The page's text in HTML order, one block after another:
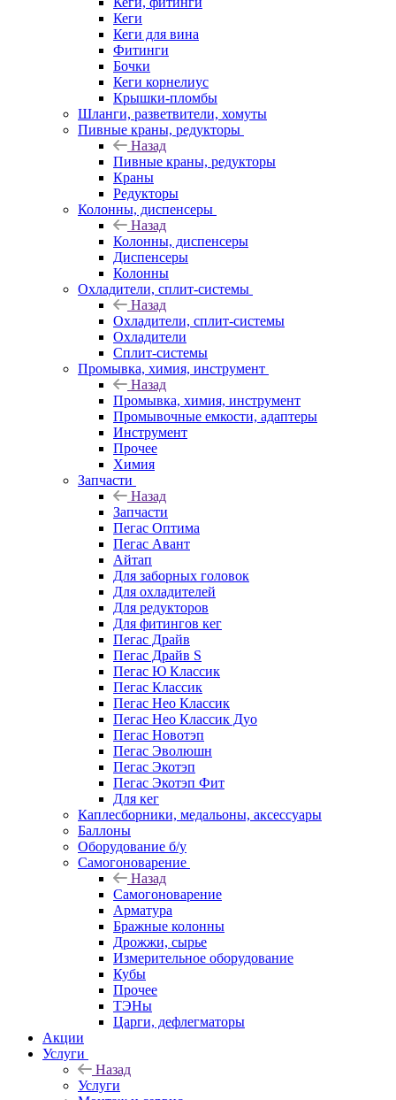
Кеги
Кеги для вина
Фитинги
Бочки
Кеги корнелиус
Крышки-пломбы
Шланги, разветвители, хомуты
Пивные краны, редукторы
Назад
Пивные краны, редукторы
Краны
Редукторы
Колонны, диспенсеры
Назад
Колонны, диспенсеры
Диспенсеры
Колонны
Охладители, сплит-системы
Назад
Охладители, сплит-системы
Охладители
Сплит-системы
Промывка, химия, инструмент
Назад
Промывка, химия, инструмент
Промывочные емкости, адаптеры
Инструмент
Прочее
Химия
Запчасти
Назад
Запчасти
Пегас Оптима
Пегас Авант
Айтап
Для заборных головок
Для охладителей
Для редукторов
Для фитингов кег
Пегас Драйв
Пегас Драйв S
Пегас Ю Классик
Пегас Классик
Пегас Нео Классик
Пегас Нео Классик Дуо
Пегас Новотэп
Пегас Эволюшн
Пегас Экотэп
Пегас Экотэп Фит
Для кег
Каплесборники, медальоны, аксессуары
Баллоны
Оборудование б/у
Самогоноварение
Назад
Самогоноварение
Арматура
Бражные колонны
Дрожжи, сырье
Измерительное оборудование
Кубы
Прочее
ТЭНы
Царги, дефлегматоры
Акции
Услуги
Назад
Услуги